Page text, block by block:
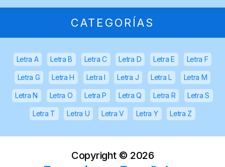
CATEGORÍAS
Letra A Letra B Letra C Letra D Letra E Letra F
Letra G Letra H Letra I Letra J Letra L Letra M
Letra N Letra O Letra P Letra Q Letra R Letra S
Letra T Letra U Letra V Letra Y Letra Z
Copyright © 2026